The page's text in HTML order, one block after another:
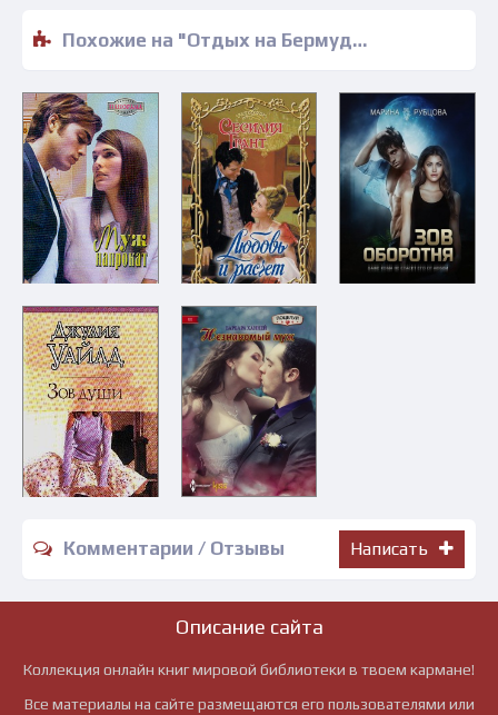
Похожие на "Отдых на Бермудах - Хайди Райс" книги читать бесплатно полные версии
Комментарии / Отзывы Написать
Описание сайта
Коллекция онлайн книг мировой библиотеки в твоем кармане!
Все материалы на сайте размещаются его пользователями или